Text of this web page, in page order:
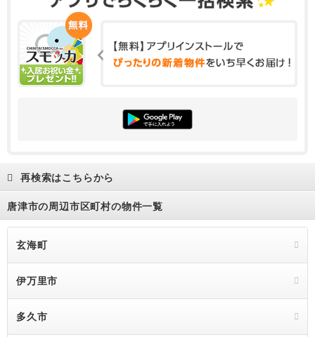
再検索はこちらから
唐津市の周辺市区町村の物件一覧
玄海町
伊万里市
多久市